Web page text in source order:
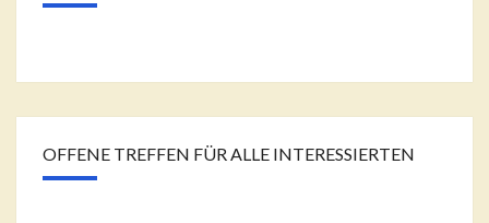
OFFENE TREFFEN FÜR ALLE INTERESSIERTEN